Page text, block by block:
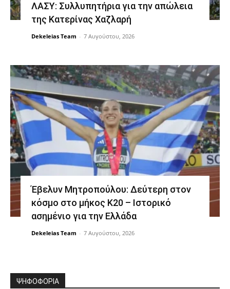
ΛΑΣΥ: Συλλυπητήρια για την απώλεια
της Κατερίνας Χαζλαρή
Dekeleias Team - 7 Αυγούστου, 2026
Έβελυν Μητροπούλου: Δεύτερη στον
κόσμο στο μήκος Κ20 – Ιστορικό
ασημένιο για την Ελλάδα
Dekeleias Team - 7 Αυγούστου, 2026
ΨΗΦΟΦΟΡΙΑ